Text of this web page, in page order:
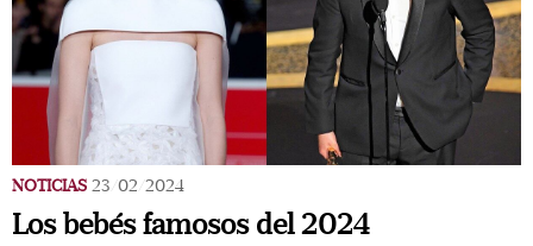
NOTICIAS 23/02/2024
Los bebés famosos del 2024